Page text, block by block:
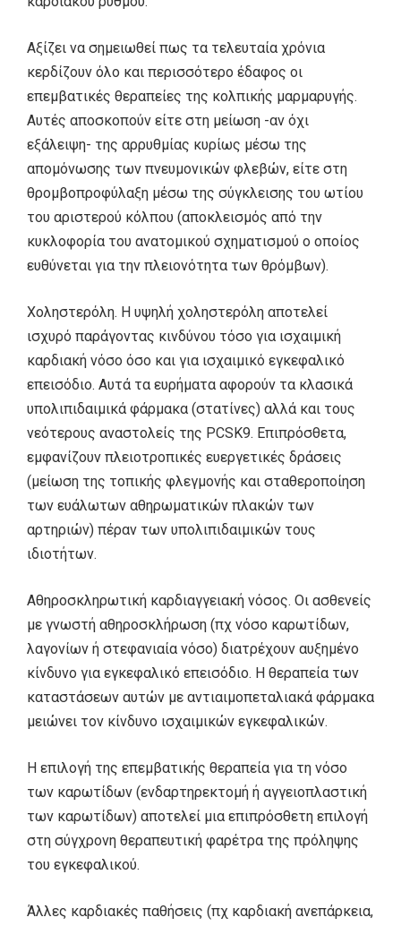
Αξίζει να σημειωθεί πως τα τελευταία χρόνια
κερδίζουν όλο και περισσότερο έδαφος οι
επεμβατικές θεραπείες της κολπικής μαρμαρυγής.
Αυτές αποσκοπούν είτε στη μείωση -αν όχι
εξάλειψη- της αρρυθμίας κυρίως μέσω της
απομόνωσης των πνευμονικών φλεβών, είτε στη
θρομβοπροφύλαξη μέσω της σύγκλεισης του ωτίου
του αριστερού κόλπου (αποκλεισμός από την
κυκλοφορία του ανατομικού σχηματισμού ο οποίος
ευθύνεται για την πλειονότητα των θρόμβων).
Χοληστερόλη. Η υψηλή χοληστερόλη αποτελεί
ισχυρό παράγοντας κινδύνου τόσο για ισχαιμική
καρδιακή νόσο όσο και για ισχαιμικό εγκεφαλικό
επεισόδιο. Αυτά τα ευρήματα αφορούν τα κλασικά
υπολιπιδαιμικά φάρμακα (στατίνες) αλλά και τους
νεότερους αναστολείς της PCSK9. Επιπρόσθετα,
εμφανίζουν πλειοτροπικές ευεργετικές δράσεις
(μείωση της τοπικής φλεγμονής και σταθεροποίηση
των ευάλωτων αθηρωματικών πλακών των
αρτηριών) πέραν των υπολιπιδαιμικών τους
ιδιοτήτων.
Αθηροσκληρωτική καρδιαγγειακή νόσος. Οι ασθενείς
με γνωστή αθηροσκλήρωση (πχ νόσο καρωτίδων,
λαγονίων ή στεφανιαία νόσο) διατρέχουν αυξημένο
κίνδυνο για εγκεφαλικό επεισόδιο. Η θεραπεία των
καταστάσεων αυτών με αντιαιμοπεταλιακά φάρμακα
μειώνει τον κίνδυνο ισχαιμικών εγκεφαλικών.
H επιλογή της επεμβατικής θεραπεία για τη νόσο
των καρωτίδων (ενδαρτηρεκτομή ή αγγειοπλαστική
των καρωτίδων) αποτελεί μια επιπρόσθετη επιλογή
στη σύγχρονη θεραπευτική φαρέτρα της πρόληψης
του εγκεφαλικού.
Άλλες καρδιακές παθήσεις (πχ καρδιακή ανεπάρκεια,